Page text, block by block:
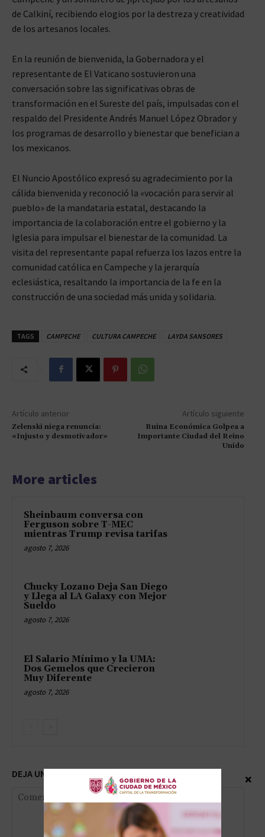
de Calkiní, recibiendo elogios por la destreza y creatividad
de los artesanos locales.
En la reunión de bienvenida, la Gobernadora y el
representante de El Vaticano sostuvieron una
conversación sobre las significativas obras de
transformación en el Sureste del país, impulsadas con el
respaldo del Presidente Andrés Manuel López Obrador y
los programas de desarrollo y bienestar que benefician a
los mexicanos.
El Nuncio Apostólico expresó su agradecimiento por la
cálida bienvenida y reconoció la «vocación para servir al
pueblo» de la mandataria estatal, destacando la
importancia de la colaboración entre el gobierno y la
Iglesia para impulsar el bienestar de la comunidad. La
visita del representante papal refuerza los lazos entre la
comunidad católica en Campeche y la jerarquía
eclesiástica, resaltando la importancia de la fe en la
construcción de una sociedad más unida y solidaria.
TAGS CAMPECHE CULTURA CAMPECHE LAYDA SANSORES
Artículo anterior
Zelenski niega renuncia:
«Injusto y desmotivador»
Artículo siguiente
Ruina Económica Golpea a
Importante Ciudad del Reino
Unido
More articles
Sheinbaum conversa con
Ferguson sobre T-MEC
mientras Trump revisa tarifas
agosto 7, 2026
Chucky Lozano Deja San Diego
y Llega al LA Galaxy con Mejor
Sueldo
agosto 7, 2026
El Salario Mínimo y la UMA:
Dos Gemelos que Crecieron
Muy Diferente
agosto 7, 2026
DEJA UNA RESPUESTA ×